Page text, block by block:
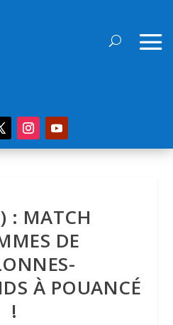
: MATCH
DE
À POUANCÉ
!